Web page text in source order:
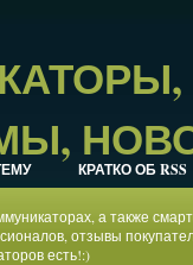
КРАТКО ОБ RSS
а также
отзывы
есть!:)